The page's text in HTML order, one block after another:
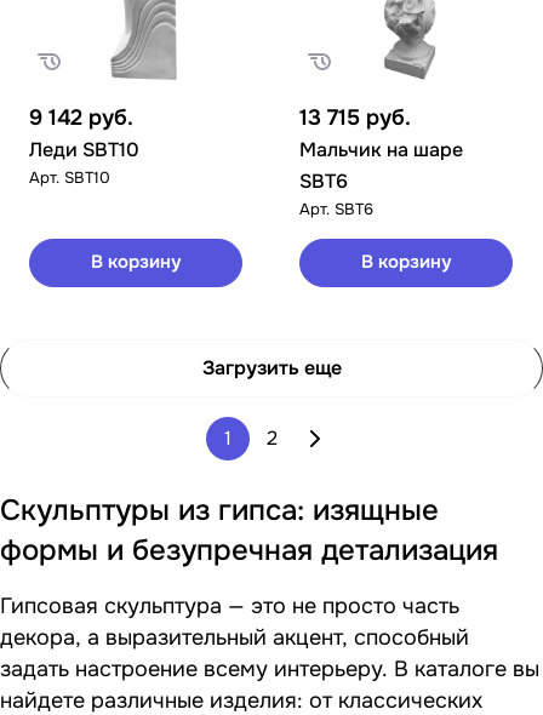
9 142 руб.
Леди SBT10
Арт. SBT10
В корзину
13 715 руб.
Мальчик на шаре
SBT6
Арт. SBT6
В корзину
Загрузить еще
1 2
Скульптуры из гипса: изящные
формы и безупречная детализация
Гипсовая скульптура — это не просто часть
декора, а выразительный акцент, способный
задать настроение всему интерьеру. В каталоге вы
найдете различные изделия: от классических